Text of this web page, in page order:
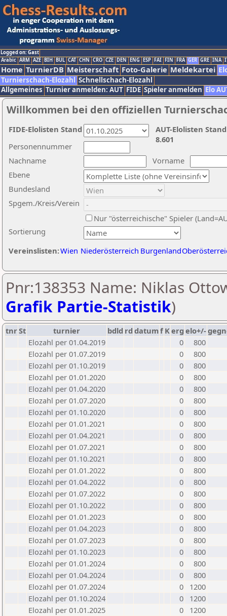
Logged on: Gast
Arabic ARM AZE BIH BUL CAT CHN CRO CZE DEN ENG ESP FAI FIN FRA GER GRE INA
Home TurnierDB Meisterschaft Foto-Galerie Meldekartei
Turnierschach-Elozahl Schnellschach-Elozahl
Allgemeines Turnier anmelden: AUT FIDE Spieler anmelden Elo
Willkommen bei den offiziellen
Nachname
Vorname
Ebene
Sortierung
Personennummer
Bundesland
Spgem./Kreis/Verein
Nur "österreichische" Spieler
Vereinslisten:Wien Niederösterreich Burgenland
AUT-Elolisten
8.601
FIDE-Elolisten Stand
Pnr:138353 Name: Niklas
Grafik Partie-Statistik)
tnrSt turnier bdld rd datumf Kerg elo+/-
Elozahl per 01.04.2019
0
800
Elozahl per 01.07.2019
0
800
Elozahl per 01.10.2019
0
800
Elozahl per 01.01.2020
0
800
Elozahl per 01.04.2020
0
800
Elozahl per 01.07.2020
0
800
Elozahl per 01.10.2020
0
800
Elozahl per 01.01.2021
0
800
Elozahl per 01.04.2021
0
800
Elozahl per 01.07.2021
0
800
Elozahl per 01.10.2021
0
800
Elozahl per 01.01.2022
0
800
Elozahl per 01.04.2022
0
800
Elozahl per 01.07.2022
0
800
Elozahl per 01.10.2022
0
800
Elozahl per 01.01.2023
0
800
Elozahl per 01.04.2023
0
800
Elozahl per 01.07.2023
0
800
Elozahl per 01.10.2023
0
800
Elozahl per 01.01.2024
0
800
Elozahl per 01.04.2024
0
800
Elozahl per 01.07.2024
0
1200
Elozahl per 01.10.2024
0
1200
Elozahl per 01.01.2025
0
1200